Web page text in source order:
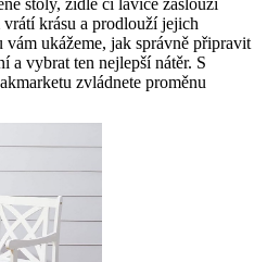
stoly, židle či lavice zaslouží
krásu a prodlouží jejich
ukážeme, jak správně připravit
a vybrat ten nejlepší nátěr. S
zvládnete proměnu